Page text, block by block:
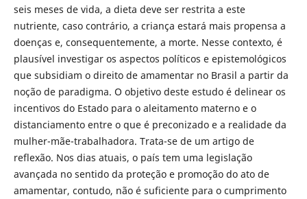
seis meses de vida, a dieta deve ser restrita a este
nutriente, caso contrário, a criança estará mais propensa a
doenças e, consequentemente, a morte. Nesse contexto, é
plausível investigar os aspectos políticos e epistemológicos
que subsidiam o direito de amamentar no Brasil a partir da
noção de paradigma. O objetivo deste estudo é delinear os
incentivos do Estado para o aleitamento materno e o
distanciamento entre o que é preconizado e a realidade da
mulher-mãe-trabalhadora. Trata-se de um artigo de
reflexão. Nos dias atuais, o país tem uma legislação
avançada no sentido da proteção e promoção do ato de
amamentar, contudo, não é suficiente para o cumprimento